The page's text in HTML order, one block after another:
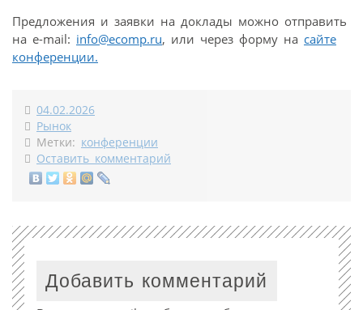
Предложения и заявки на доклады можно отправить
на e-mail: infо@ecomp.ru, или через форму на сайте
конференции.
04.02.2026
Рынок
Метки: конференции
Оставить комментарий
Добавить комментарий